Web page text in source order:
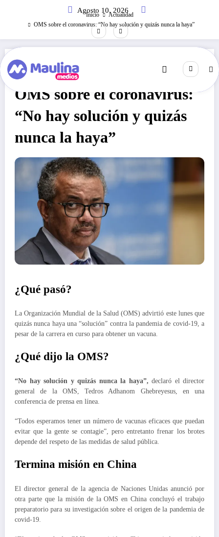
Agosto 10, 2026
Inicio
Actualidad
OMS sobre el coronavirus: “No hay solución y quizás nunca la haya”
Actualidad Agosto 3, 2020
OMS sobre el coronavirus:
“No hay solución y quizás
nunca la haya”
¿Qué pasó?
La Organización Mundial de la Salud (OMS) advirtió este lunes que
quizás nunca haya una “solución” contra la pandemia de covid-19, a
pesar de la carrera en curso para obtener un vacuna.
¿Qué dijo la OMS?
“No hay solución y quizás nunca la haya”, declaró el director
general de la OMS, Tedros Adhanom Ghebreyesus, en una
conferencia de prensa en línea.
“Todos esperamos tener un número de vacunas eficaces que puedan
evitar que la gente se contagie”, pero entretanto frenar los brotes
depende del respeto de las medidas de salud pública.
Termina misión en China
El director general de la agencia de Naciones Unidas anunció por
otra parte que la misión de la OMS en China concluyó el trabajo
preparatorio para su investigación sobre el origen de la pandemia de
covid-19.